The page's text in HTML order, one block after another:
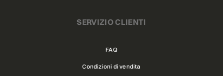
SERVIZIO CLIENTI
FAQ
Condizioni di vendita